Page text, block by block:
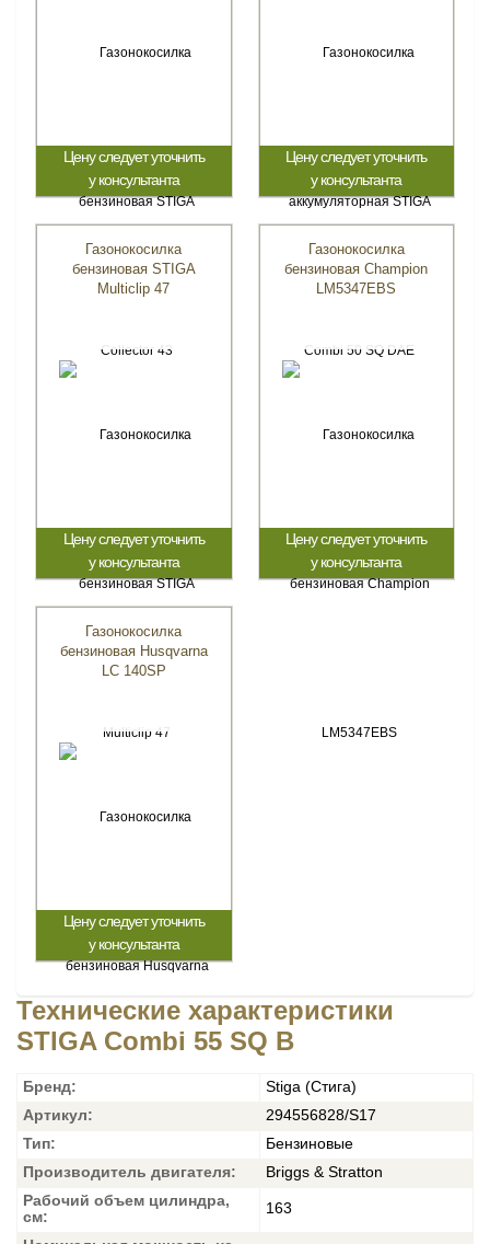
Цену следует уточнить
у консультанта
Цену следует уточнить
у консультанта
Газонокосилка
бензиновая STIGA
Multiclip 47
Цену следует уточнить
у консультанта
Газонокосилка
бензиновая Champion
LM5347EBS
Цену следует уточнить
у консультанта
Газонокосилка
бензиновая Husqvarna
LC 140SP
Цену следует уточнить
у консультанта
Технические характеристики
STIGA Combi 55 SQ B
Бренд:
Stiga (Стига)
Артикул:
294556828/S17
Тип:
Бензиновые
Производитель двигателя:
Briggs & Stratton
Рабочий объем цилиндра,
см:
163